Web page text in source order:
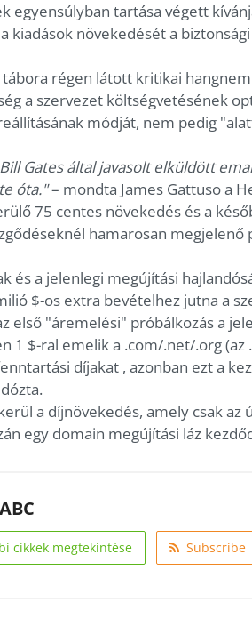
egyensúlyban tartása végett
kiadások növekedését a
régen látott kritikai
a szervezet költségvetésének
módját, nem pedig
Gates által javasolt elküldött
óta."– mondta James Gattuso a
75 centes növekedés és a
hamarosan
és a jelenlegi megújítási
$-os extra bevételhez jutna a
első "áremelési" próbálkozás a
1 $-ral emelik a .com/.net/.org
díjakat , azonban ezt a
a díjnövekedés, amely csak
egy domain megújítási láz
cikkek megtekintése Subscribe